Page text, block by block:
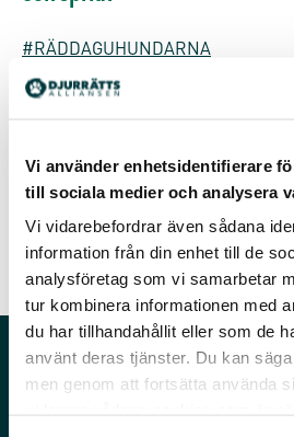
Vi använder enhetsidentifierare
till sociala medier och analysera
Vi vidarebefordrar även sådana
information från din enhet till de
analysföretag som vi samarbetar
tur kombinera informationen med
du har tillhandahållit eller som de
använt deras tjänster. Du kan
men genom att fortsätta använda
#RÄDDAGUHUNDARNA
Hjälp oss visa att vi är många
som utsätts för djurförsök på
Lägg gärna ut bilderna på
eller info@djurrattsalliansen.se